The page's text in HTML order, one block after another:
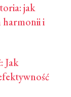
jak
harmonii i
Jak